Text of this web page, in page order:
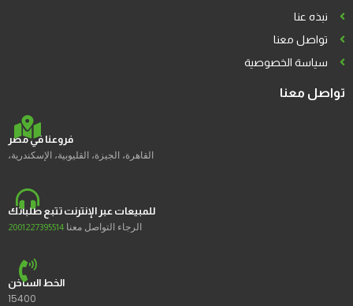
نبذه عنا
تواصل معنا
سياسة الخصوصية
تواصل معنا
فروعنا في مصر
القاهرة، الجيزة، القليوبية، الإسكندرية،
للمبيعات عبر الإنترنت تتبع طلباتك
الرجاء التواصل معنا 2001227395514
الخط الساخن
15400